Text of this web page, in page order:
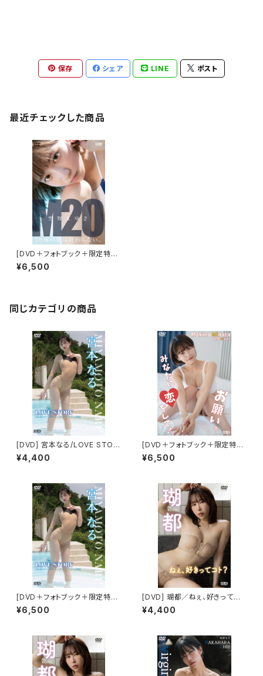
保存 シェア LINE ポスト
最近チェックした商品
[DVD＋フォトブック＋限定特典
付き]雪野まゆき／M２０ ２０歳
の夏は終わらない
¥6,500
同じカテゴリの商品
[DVD] 宮本なる/LOVE STOR
Y 限定ブロマイド５種(ABCDE)
付き
¥4,400
[DVD＋フォトブック＋限定特典
付き] 牧野みなた／お願い。みな
たに恋をして！
¥6,500
[DVD＋フォトブック＋限定特典
付き] 宮本なる/LOVE STORY
¥6,500
[DVD] 瑚都／ねぇ、好きってコ
ト？ 限定ブロマイド５種(ABCD
E)付き
¥4,400